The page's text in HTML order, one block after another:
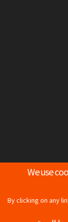
We use
By clicking on any